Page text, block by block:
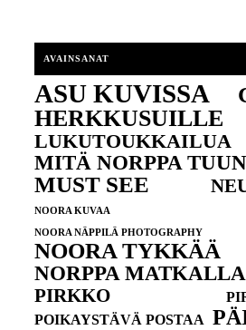
AVAINSANAT
ASU KUVISSA
HERKKUSUILLE
LUKUTOUKKAILUA
MITÄ NORPPA
MUST SEE
NOORA KUVAA
NOORA NÄPPILÄ PHOTOGRAPHY
NOORA TYKKÄÄ
NORPPA MATKALLA
PIRKKO
POIKAYSTÄVÄ POSTAA